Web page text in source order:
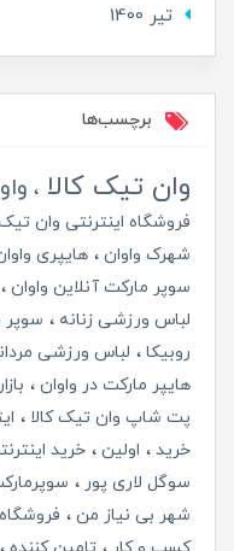
تير 1400
برچسب‌ها
وان تیک کالا
فروشگاه اینترنتی وان تیک
شهرک واوان
هایپری
سوپر مارکت آنلاین واوان
لباس ورزشی زنانه
سوپر
روبیکا
لباس ورزشی
هایپر مارکت در واوان
پت شاپ وان تیک کالا
خرید
اولین خرید
سوگل لاری پور
شهر بی نیاز من
فروشگاه